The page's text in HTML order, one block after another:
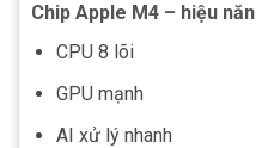
Chip Apple M4 – hiệu
CPU 8 lõi
GPU mạnh
AI xử lý nhanh